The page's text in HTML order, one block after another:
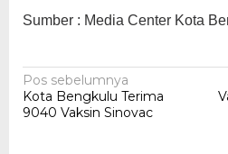
Sumber : Media Center Kota
Navigasi
pos
Pos sebelumnya
Kota Bengkulu Terima
9040 Vaksin Sinovac